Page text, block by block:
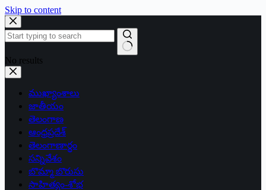
Skip to content
No results
ముఖ్యాంశాలు
జాతీయం
తెలంగాణ
ఆంధ్రప్రదేశ్
తెలంగాణార్థం
సన్నివేశం
బొమ్మా బొరుసు
సాహిత్యం-శోభ